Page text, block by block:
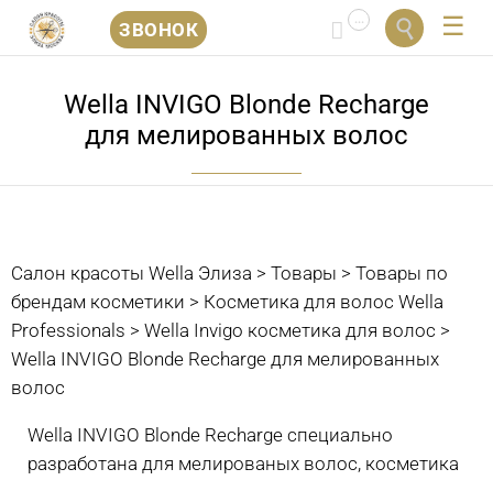
ЗВОНОК  
содержанию
Wella INVIGO Blonde Recharge
для мелированных волос
Салон красоты Wella Элиза > Товары > Товары по
брендам косметики > Косметика для волос Wella
Professionals > Wella Invigo косметика для волос >
Wella INVIGO Blonde Recharge для мелированных
волос
Wella INVIGO Blonde Recharge специально
разработана для мелированых волос, косметика